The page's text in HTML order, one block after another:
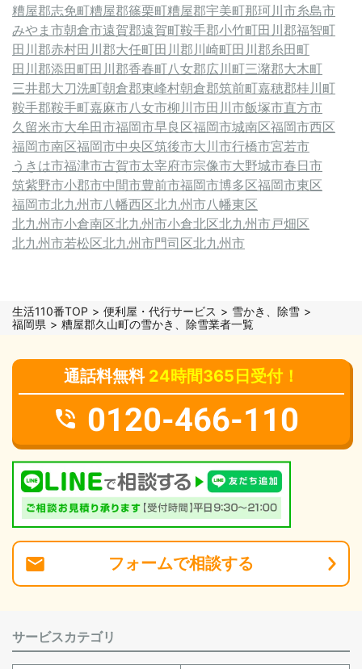
糟屋郡志免町糟屋郡篠栗町糟屋郡宇美町那珂川市糸島市
みやま市朝倉市遠賀郡遠賀町鞍手郡小竹町田川郡福智町
田川郡赤村田川郡大任町田川郡川崎町田川郡糸田町
田川郡添田町田川郡香春町八女郡広川町三潴郡大木町
三井郡大刀洗町朝倉郡東峰村朝倉郡筑前町嘉穂郡桂川町
鞍手郡鞍手町嘉麻市八女市柳川市田川市飯塚市直方市
久留米市大牟田市福岡市早良区福岡市城南区福岡市西区
福岡市南区福岡市中央区筑後市大川市行橋市宮若市
うきは市福津市古賀市太宰府市宗像市大野城市春日市
筑紫野市小郡市中間市豊前市福岡市博多区福岡市東区
福岡市北九州市八幡西区北九州市八幡東区
北九州市小倉南区北九州市小倉北区北九州市戸畑区
北九州市若松区北九州市門司区北九州市
生活110番TOP 便利屋・代行サービス
雪かき、除雪
福岡県
糟屋郡久山町の雪かき、除雪業者一覧
通話料無料 24時間365日受付！
0120-466-110
フォームで相談する
サービスカテゴリ